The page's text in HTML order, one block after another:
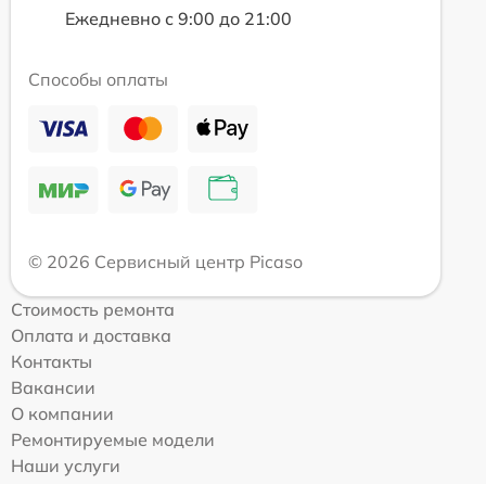
Ежедневно с 9:00 до 21:00
Способы оплаты
© 2026 Сервисный центр Picaso
Стоимость ремонта
Оплата и доставка
Контакты
Вакансии
О компании
Ремонтируемые модели
Наши услуги